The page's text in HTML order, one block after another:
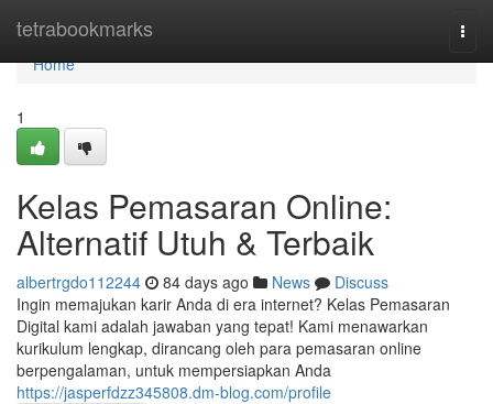
tetrabookmarks
Home
Home
1
Kelas Pemasaran Online:
Alternatif Utuh & Terbaik
albertrgdo112244 84 days ago News
Discuss
Ingin memajukan karir Anda di era internet? Kelas Pemasaran
Digital kami adalah jawaban yang tepat! Kami menawarkan
kurikulum lengkap, dirancang oleh para pemasaran online
berpengalaman, untuk mempersiapkan Anda
https://jasperfdzz345808.dm-blog.com/profile